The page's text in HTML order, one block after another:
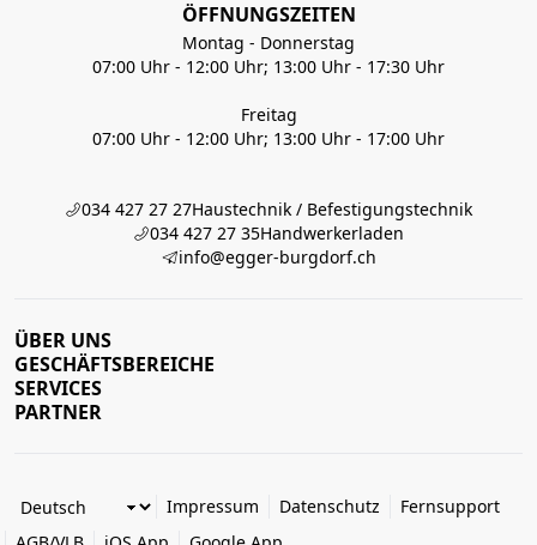
ÖFFNUNGSZEITEN
Montag - Donnerstag
07:00 Uhr - 12:00 Uhr; 13:00 Uhr - 17:30 Uhr
Freitag
07:00 Uhr - 12:00 Uhr; 13:00 Uhr - 17:00 Uhr
034 427 27 27Haustechnik / Befestigungstechnik
034 427 27 35Handwerkerladen
info@egger-burgdorf.ch
ÜBER UNS
GESCHÄFTSBEREICHE
SERVICES
PARTNER
Impressum Datenschutz
Fernsupport